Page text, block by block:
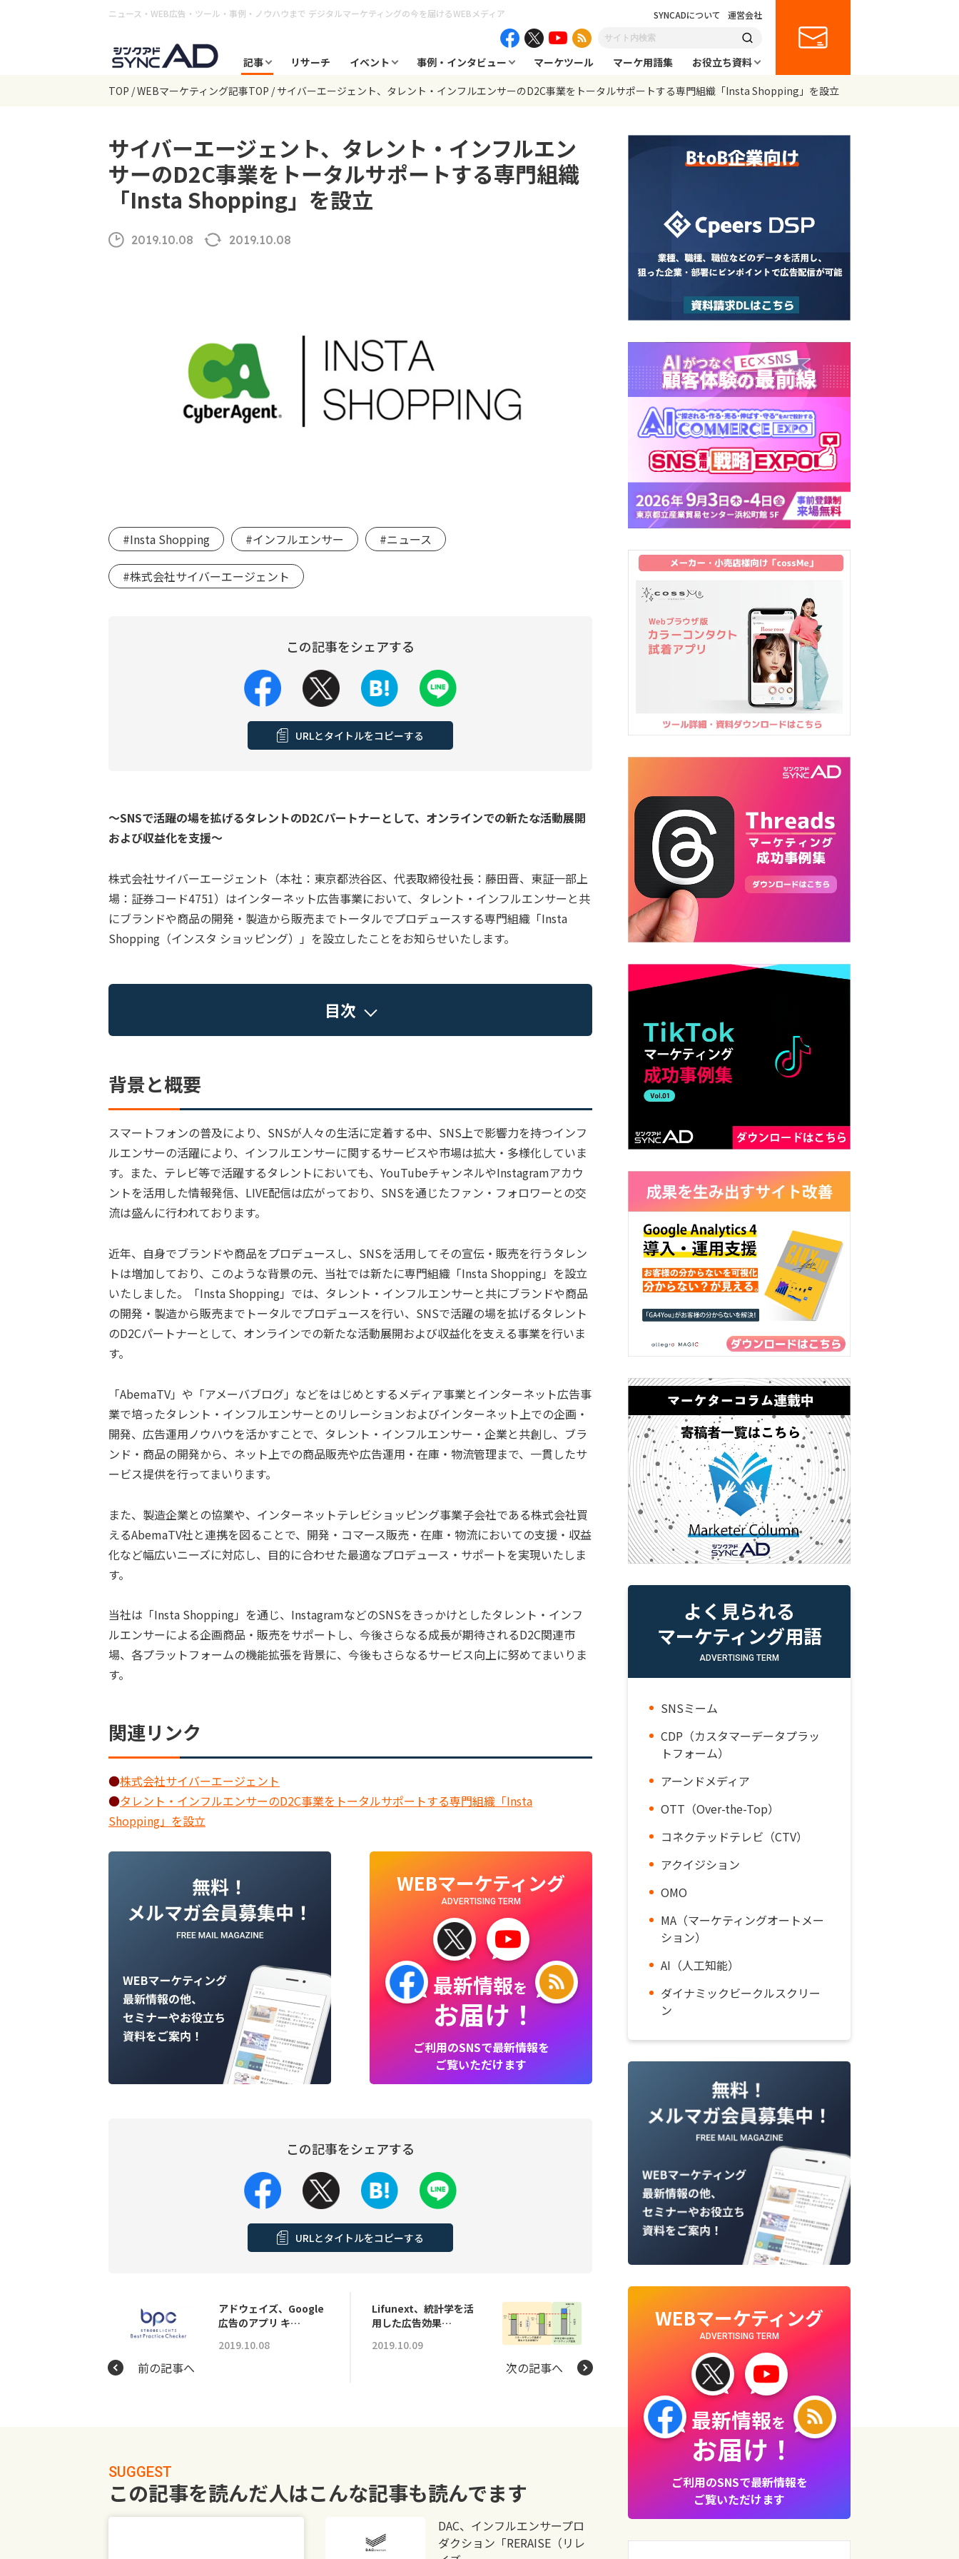
ニュース・WEB広告・ツール・事例・ノウハウまで デジタルマーケティングの今を届けるWEBメディア SYNCADについて 運営会社
記事 リサーチ イベント 事例・インタビュー マーケツール マーケ用語集
お役立ち資料
TOP WEBマーケティング記事TOP サイバーエージェント、タレント・インフルエンサーのD2C事業をトータルサポートする専門組織「Insta Shopping」を設立
サイバーエージェント、タレント・インフルエン
サーのD2C事業をトータルサポートする専門組織
「Insta Shopping」を設立
2019.10.08 2019.10.08
#Insta Shopping #インフルエンサー #ニュース
#株式会社サイバーエージェント
この記事をシェアする
URLとタイトルをコピーする
～SNSで活躍の場を拡げるタレントのD2Cパートナーとして、オンラインでの新たな活動展開
および収益化を支援～
株式会社サイバーエージェント（本社：東京都渋谷区、代表取締役社長：藤田晋、東証一部上
場：証券コード4751）はインターネット広告事業において、タレント・インフルエンサーと共
にブランドや商品の開発・製造から販売までトータルでプロデュースする専門組織「Insta
Shopping（インスタ ショッピング）」を設立したことをお知らせいたします。
目次
背景と概要
スマートフォンの普及により、SNSが人々の生活に定着する中、SNS上で影響力を持つインフ
ルエンサーの活躍により、インフルエンサーに関するサービスや市場は拡大・多様化していま
す。また、テレビ等で活躍するタレントにおいても、YouTubeチャンネルやInstagramアカウ
ントを活用した情報発信、LIVE配信は広がっており、SNSを通じたファン・フォロワーとの交
流は盛んに行われております。
近年、自身でブランドや商品をプロデュースし、SNSを活用してその宣伝・販売を行うタレン
トは増加しており、このような背景の元、当社では新たに専門組織「Insta Shopping」を設立
いたしました。「Insta Shopping」では、タレント・インフルエンサーと共にブランドや商品
の開発・製造から販売までトータルでプロデュースを行い、SNSで活躍の場を拡げるタレント
のD2Cパートナーとして、オンラインでの新たな活動展開および収益化を支える事業を行いま
す。
「AbemaTV」や「アメーバブログ」などをはじめとするメディア事業とインターネット広告事
業で培ったタレント・インフルエンサーとのリレーションおよびインターネット上での企画・
開発、広告運用ノウハウを活かすことで、タレント・インフルエンサー・企業と共創し、ブラ
ンド・商品の開発から、ネット上での商品販売や広告運用・在庫・物流管理まで、一貫したサ
ービス提供を行ってまいります。
また、製造企業との協業や、インターネットテレビショッピング事業子会社である株式会社買
えるAbemaTV社と連携を図ることで、開発・コマース販売・在庫・物流においての支援・収益
化など幅広いニーズに対応し、目的に合わせた最適なプロデュース・サポートを実現いたしま
す。
当社は「Insta Shopping」を通じ、InstagramなどのSNSをきっかけとしたタレント・インフ
ルエンサーによる企画商品・販売をサポートし、今後さらなる成長が期待されるD2C関連市
場、各プラットフォームの機能拡張を背景に、今後もさらなるサービス向上に努めてまいりま
す。
関連リンク
●株式会社サイバーエージェント
●タレント・インフルエンサーのD2C事業をトータルサポートする専門組織「Insta
Shopping」を設立
WEBマーケティング
ADVERTISING TERM
最新情報を
お届け！
ご利用のSNSで最新情報を
ご覧いただけます
この記事をシェアする
URLとタイトルをコピーする
アドウェイズ、Google
広告のアプリ キ…
2019.10.08
前の記事へ
Lifunext、統計学を活
用した広告効果…
2019.10.09
次の記事へ
SUGGEST
この記事を読んだ人はこんな記事も読んでます
DAC、インフルエンサープロ
ダクション「RERAISE（リレ
よく見られる
マーケティング用語
ADVERTISING TERM
SNSミーム
CDP（カスタマーデータプラッ
トフォーム）
アーンドメディア
OTT（Over-the-Top）
コネクテッドテレビ（CTV）
アクイジション
OMO
MA（マーケティングオートメー
ション）
AI（人工知能）
ダイナミックビークルスクリー
ン
WEBマーケティング
ADVERTISING TERM
最新情報を
お届け！
ご利用のSNSで最新情報を
ご覧いただけます